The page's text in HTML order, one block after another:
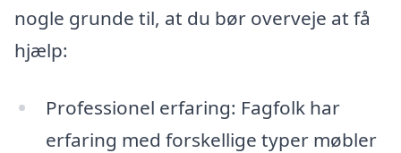
nogle grunde til, at du bør overveje at få
hjælp:
Professionel erfaring: Fagfolk har
erfaring med forskellige typer møbler